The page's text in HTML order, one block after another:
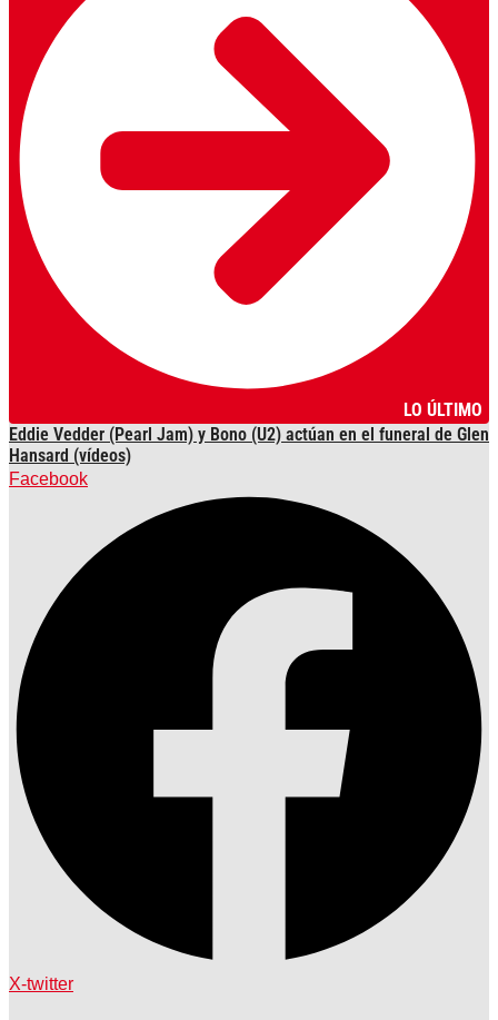
LO ÚLTIMO
Eddie Vedder (Pearl Jam) y Bono (U2) actúan en el funeral de Glen
Hansard (vídeos)
Facebook
X-twitter